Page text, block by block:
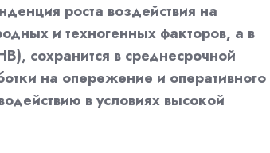
роста воздействия на
и техногенных факторов, а в
сохранится в среднесрочной
на опережение и оперативного
в условиях высокой